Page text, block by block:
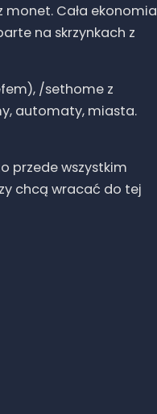
monet. Cała ekonomia
na skrzynkach z
/sethome z
automaty, miasta.
przede wszystkim
chcą wracać do tej